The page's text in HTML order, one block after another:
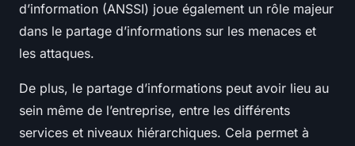
d’information (ANSSI) joue également un rôle majeur
dans le partage d’informations sur les menaces et
les attaques.
De plus, le partage d’informations peut avoir lieu au
sein même de l’entreprise, entre les différents
services et niveaux hiérarchiques. Cela permet à